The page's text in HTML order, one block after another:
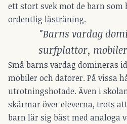
ett stort svek mot de barn som
ordentlig lästräning.
"Barns vardag
surfplattor,
Små barns vardag domineras
mobiler och datorer. På vissa
utrotningshotade. Även i
skärmar över eleverna, trots
barn lär sig bäst med analoga